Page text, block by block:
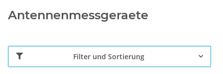
Antennenmessgeraete
Filter und Sortierung